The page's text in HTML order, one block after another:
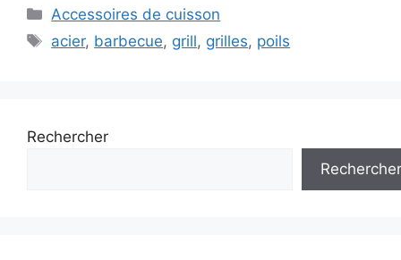
Catégories
Accessoires de cuisson
Étiquettes
acier, barbecue, grill, grilles, poils
Rechercher
Rechercher